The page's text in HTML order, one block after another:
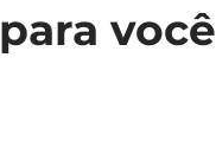
você